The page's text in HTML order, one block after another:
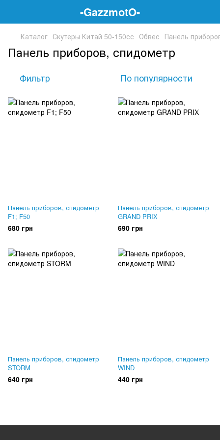
-GazzmotO-
Каталог Скутеры Китай 50-150сс Обвес Панель
Панель приборов, спидометр
Фильтр По популярности
Панель приборов, спидометр
F1; F50
680 грн
Панель приборов, спидометр
GRAND PRIX
690 грн
Панель приборов, спидометр
STORM
640 грн
Панель приборов, спидометр
WIND
440 грн